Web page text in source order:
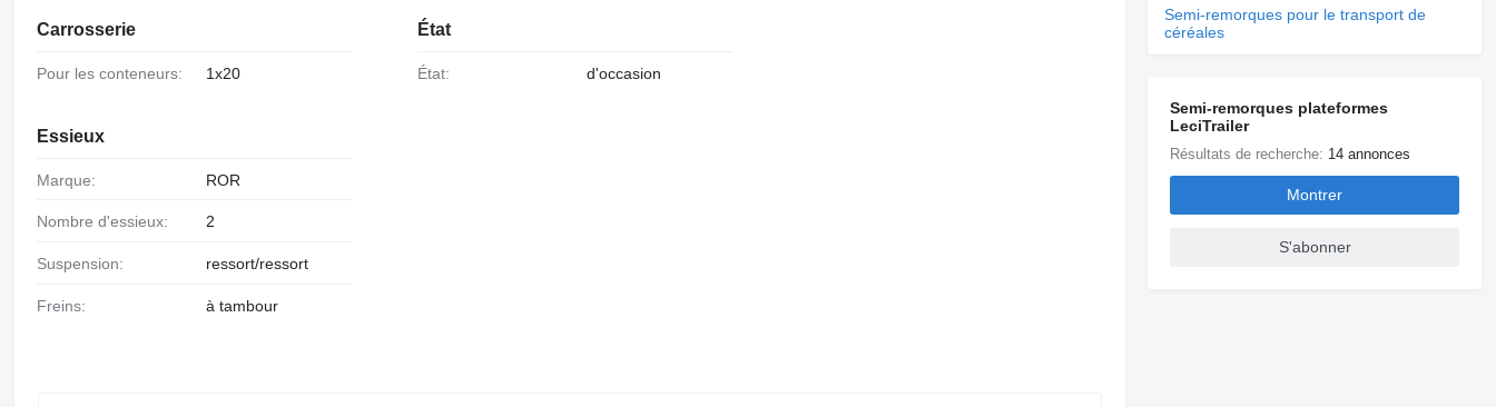
Carrosserie
Pour les conteneurs: 1x20
Essieux
Marque: ROR
Nombre d'essieux: 2
Suspension: ressort/ressort
Freins: à tambour
État
État: d'occasion
Semi-remorques pour le transport de
céréales
Semi-remorques plateformes
LeciTrailer
Résultats de recherche: 14 annonces
Montrer
S'abonner